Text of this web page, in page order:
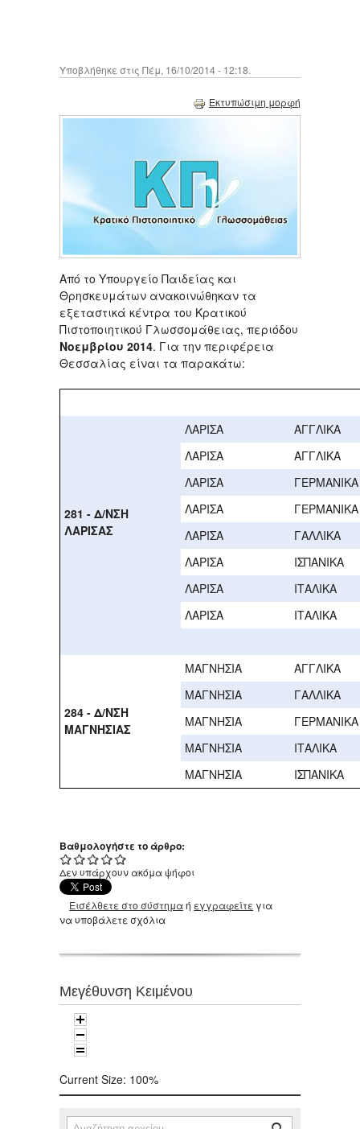
Υποβλήθηκε στις Πέμ, 16/10/2014 - 12:18.
Εκτυπώσιμη μορφή
Από το Υπουργείο Παιδείας και
Θρησκευμάτων ανακοινώθηκαν τα
εξεταστικά κέντρα του Κρατικού
Πιστοποιητικού Γλωσσομάθειας, περιόδου
Νοεμβρίου 2014. Για την περιφέρεια
Θεσσαλίας είναι τα παρακάτω:
281 - Δ/ΝΣΗ
ΛΑΡΙΣΑΣ
ΛΑΡΙΣΑ
ΑΓΓΛΙΚΑ
ΛΑΡΙΣΑ
ΑΓΓΛΙΚΑ
ΛΑΡΙΣΑ
ΓΕΡΜΑΝΙΚΑ
ΛΑΡΙΣΑ
ΓΕΡΜΑΝΙΚΑ
ΛΑΡΙΣΑ
ΓΑΛΛΙΚΑ
ΛΑΡΙΣΑ
ΙΣΠΑΝΙΚΑ
ΛΑΡΙΣΑ
ΙΤΑΛΙΚΑ
ΛΑΡΙΣΑ
ΙΤΑΛΙΚΑ
284 - Δ/ΝΣΗ
ΜΑΓΝΗΣΙΑΣ
ΜΑΓΝΗΣΙΑ
ΑΓΓΛΙΚΑ
ΜΑΓΝΗΣΙΑ
ΓΑΛΛΙΚΑ
ΜΑΓΝΗΣΙΑ
ΓΕΡΜΑΝΙΚΑ
ΜΑΓΝΗΣΙΑ
ΙΤΑΛΙΚΑ
ΜΑΓΝΗΣΙΑ
ΙΣΠΑΝΙΚΑ
Βαθμολογήστε το άρθρο:
Δεν υπάρχουν ακόμα ψήφοι
Εισέλθετε στο σύστημαή εγγραφείτε για
να υποβάλετε σχόλια
Μεγέθυνση Κειμένου
Current Size: 100%
Φόρμα αναζήτησης
Αναζήτηση